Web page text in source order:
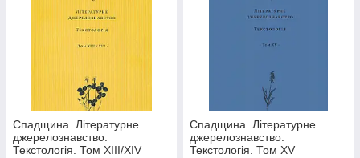
Спадщина. Літературне
джерелознавство.
Текстологія. Том XIII/XIV
Спадщина. Літературне
джерелознавство.
Текстологія. Том XV